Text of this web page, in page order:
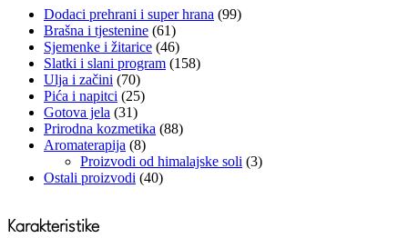
Dodaci prehrani i super hrana (99)
Brašna i tjestenine (61)
Sjemenke i žitarice (46)
Slatki i slani program (158)
Ulja i začini (70)
Pića i napitci (25)
Gotova jela (31)
Prirodna kozmetika (88)
Aromaterapija (8)
Proizvodi od himalajske soli (3)
Ostali proizvodi (40)
Karakteristike